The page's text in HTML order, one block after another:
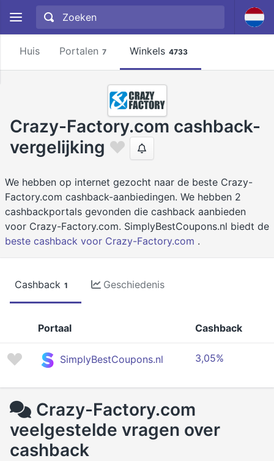
Huis Portalen 7 Winkels 4733
Crazy-Factory.com cashback-
vergelijking
We hebben op internet gezocht naar de beste Crazy-
Factory.com cashback-aanbiedingen. We hebben 2
cashbackportals gevonden die cashback aanbieden
voor Crazy-Factory.com. SimplyBestCoupons.nl biedt de
beste cashback voor Crazy-Factory.com .
Cashback 1 Geschiedenis
Portaal Cashback
SimplyBestCoupons.nl 3,05%
Crazy-Factory.com
veelgestelde vragen over
cashback